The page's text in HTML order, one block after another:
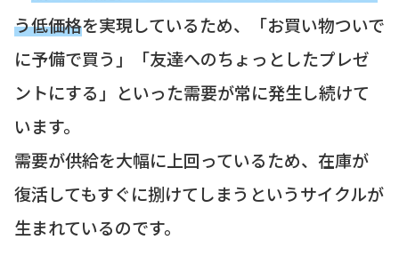
う低価格を実現しているため、「お買い物ついで
に予備で買う」「友達へのちょっとしたプレゼ
ントにする」といった需要が常に発生し続けて
います。
需要が供給を大幅に上回っているため、在庫が
復活してもすぐに捌けてしまうというサイクルが
生まれているのです。